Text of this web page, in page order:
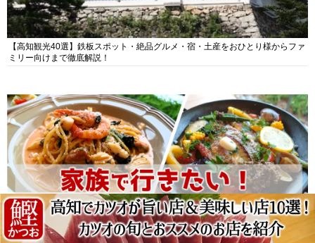
【高知観光40選】鉄板スポット・絶品グルメ・宿・土産をおひとり様からファ
ミリー向けまで徹底解説！